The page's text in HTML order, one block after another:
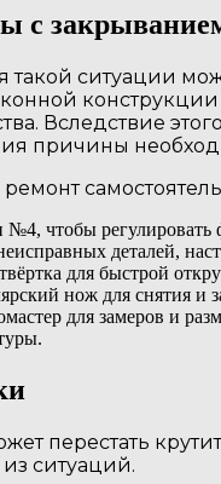
с
ситуации
Вследствие
причины
чтобы регулировать
деталей,
для быстрой
нож для снятия и
для замеров и
перестать
ситуаций.